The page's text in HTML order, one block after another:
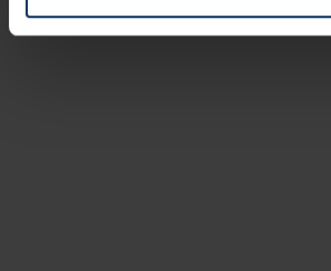
widerrufen.